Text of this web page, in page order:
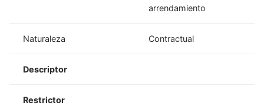
arrendamiento
Naturaleza Contractual
Descriptor
Restrictor